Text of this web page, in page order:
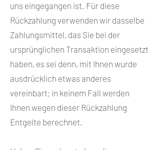
uns eingegangen ist. Für diese
Rückzahlung verwenden wir dasselbe
Zahlungsmittel, das Sie bei der
ursprünglichen Transaktion eingesetzt
haben, es sei denn, mit Ihnen wurde
ausdrücklich etwas anderes
vereinbart; in keinem Fall werden
Ihnen wegen dieser Rückzahlung
Entgelte berechnet.